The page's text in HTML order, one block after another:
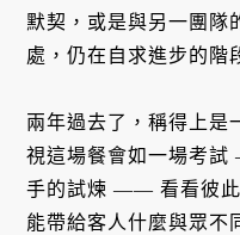
默契，或是與另一團隊
處，仍在自求進步的階
兩年過去了，稱得上是
視這場餐會如一場考
手的試煉 —— 看看彼此
能帶給客人什麼與眾不